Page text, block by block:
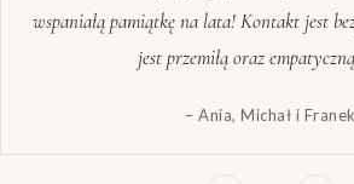
polecam!
2 / 34